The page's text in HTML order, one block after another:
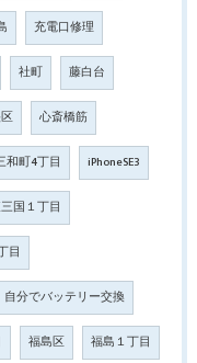
充電口修理
社町 藤白台
心斎橋筋
和町4丁目 iPhoneSE3
国１丁目
目
自分でバッテリー交換
福島区 福島１丁目